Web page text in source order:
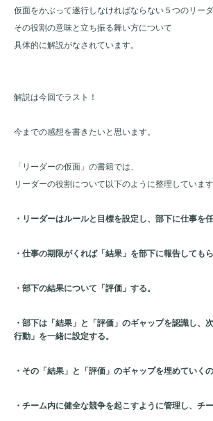
仮面をかぶって遂行しなければならない５つのリー
その役割の意味と立ち振る舞い方について
具体的に解説がなされています。
解説は今回でラスト！
今までの感想を書きたいと思います。
「リーダーの仮面」の書籍では、
リーダーの役割について以下のように整理しています
・リーダーはルールと目標を設定し、部下に仕事を任
・仕事の期限がくれば「結果」を部下に報告してもら
・部下の結果について「評価」する。
・部下は「結果」と「評価」のギャップを認識し、
行動」を一緒に設定する。
・その「結果」と「評価」のギャップを埋めていく
・チーム内に健全な競争を起こすように管理し、チ